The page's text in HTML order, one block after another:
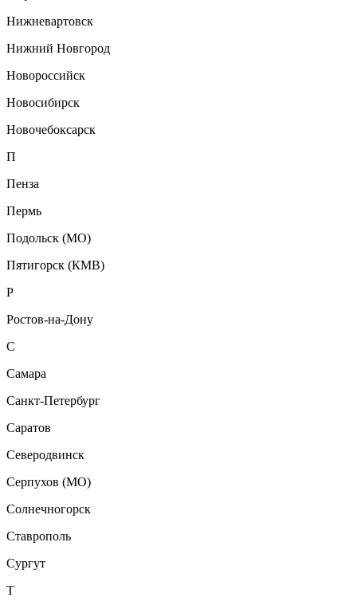
Нижневартовск
Нижний Новгород
Новороссийск
Новосибирск
Новочебоксарск
П
Пенза
Пермь
Подольск (МО)
Пятигорск (КМВ)
Р
Ростов-на-Дону
С
Самара
Санкт-Петербург
Саратов
Северодвинск
Серпухов (МО)
Солнечногорск
Ставрополь
Сургут
Т